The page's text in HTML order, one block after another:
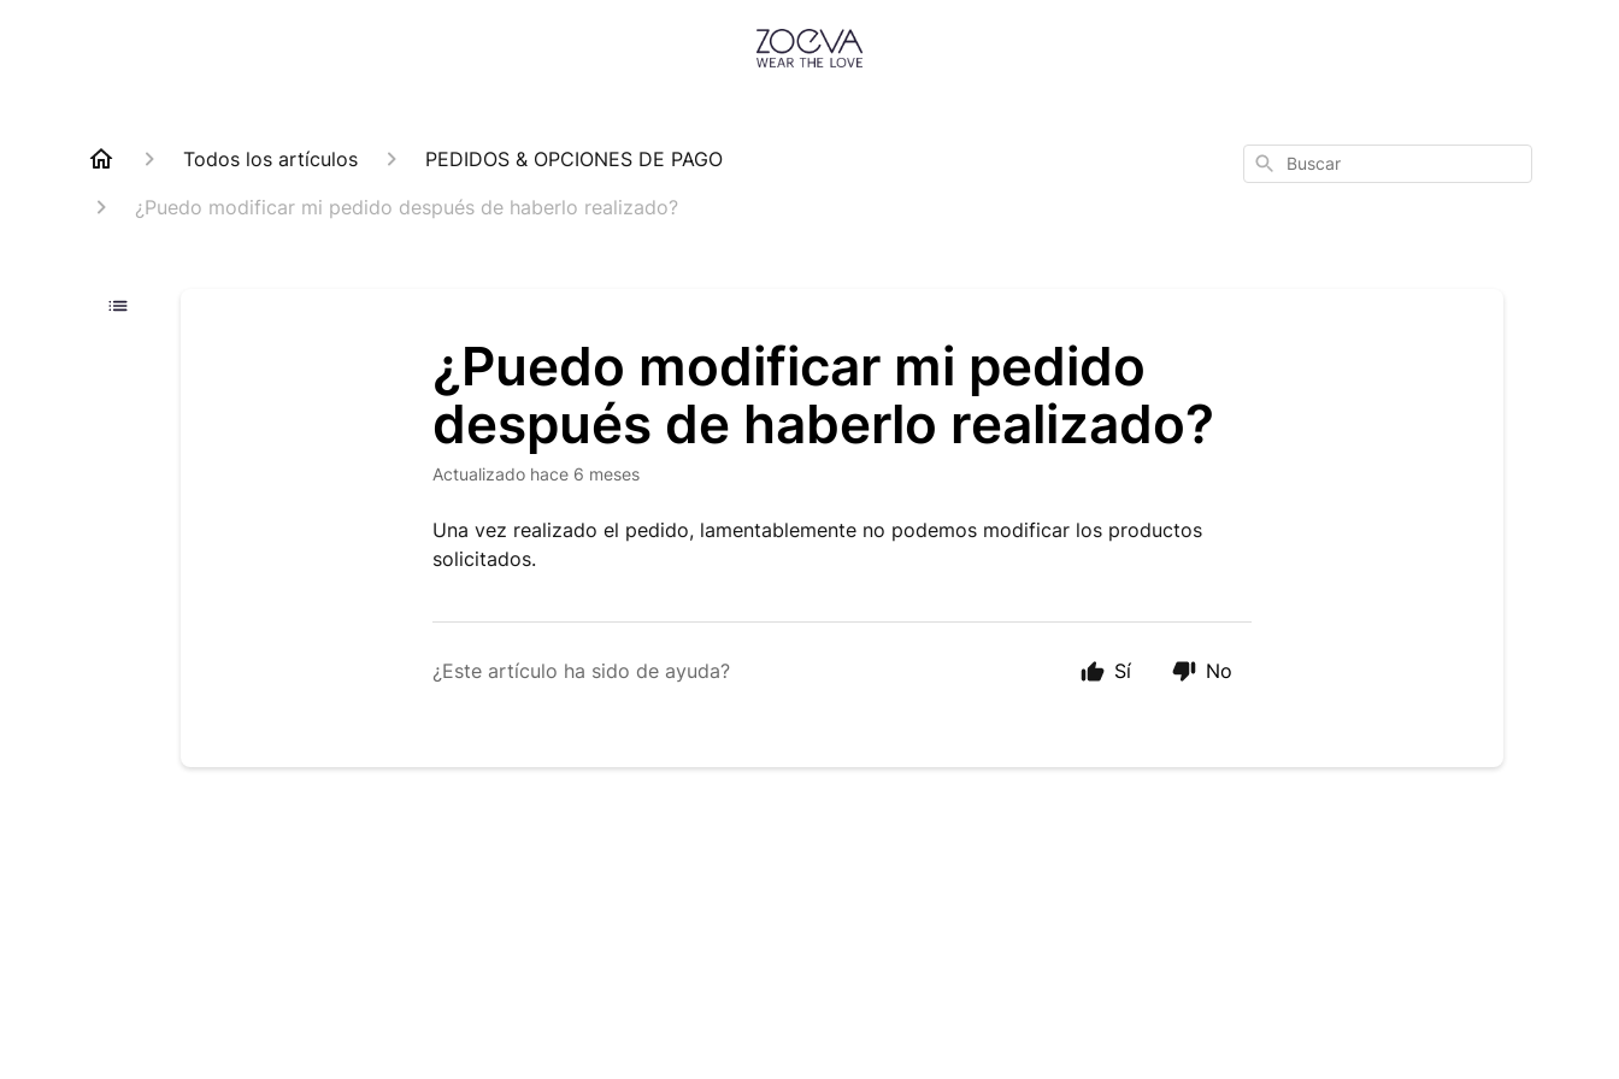
Todos los artículos
PEDIDOS & OPCIONES DE PAGO
¿Puedo modificar mi pedido después de haberlo realizado?
Buscar
¿Puedo modificar mi pedido
después de haberlo realizado?
Actualizado hace 6 meses
Una vez realizado el pedido, lamentablemente no podemos modificar los productos
solicitados.
¿Este artículo ha sido de ayuda? Sí No